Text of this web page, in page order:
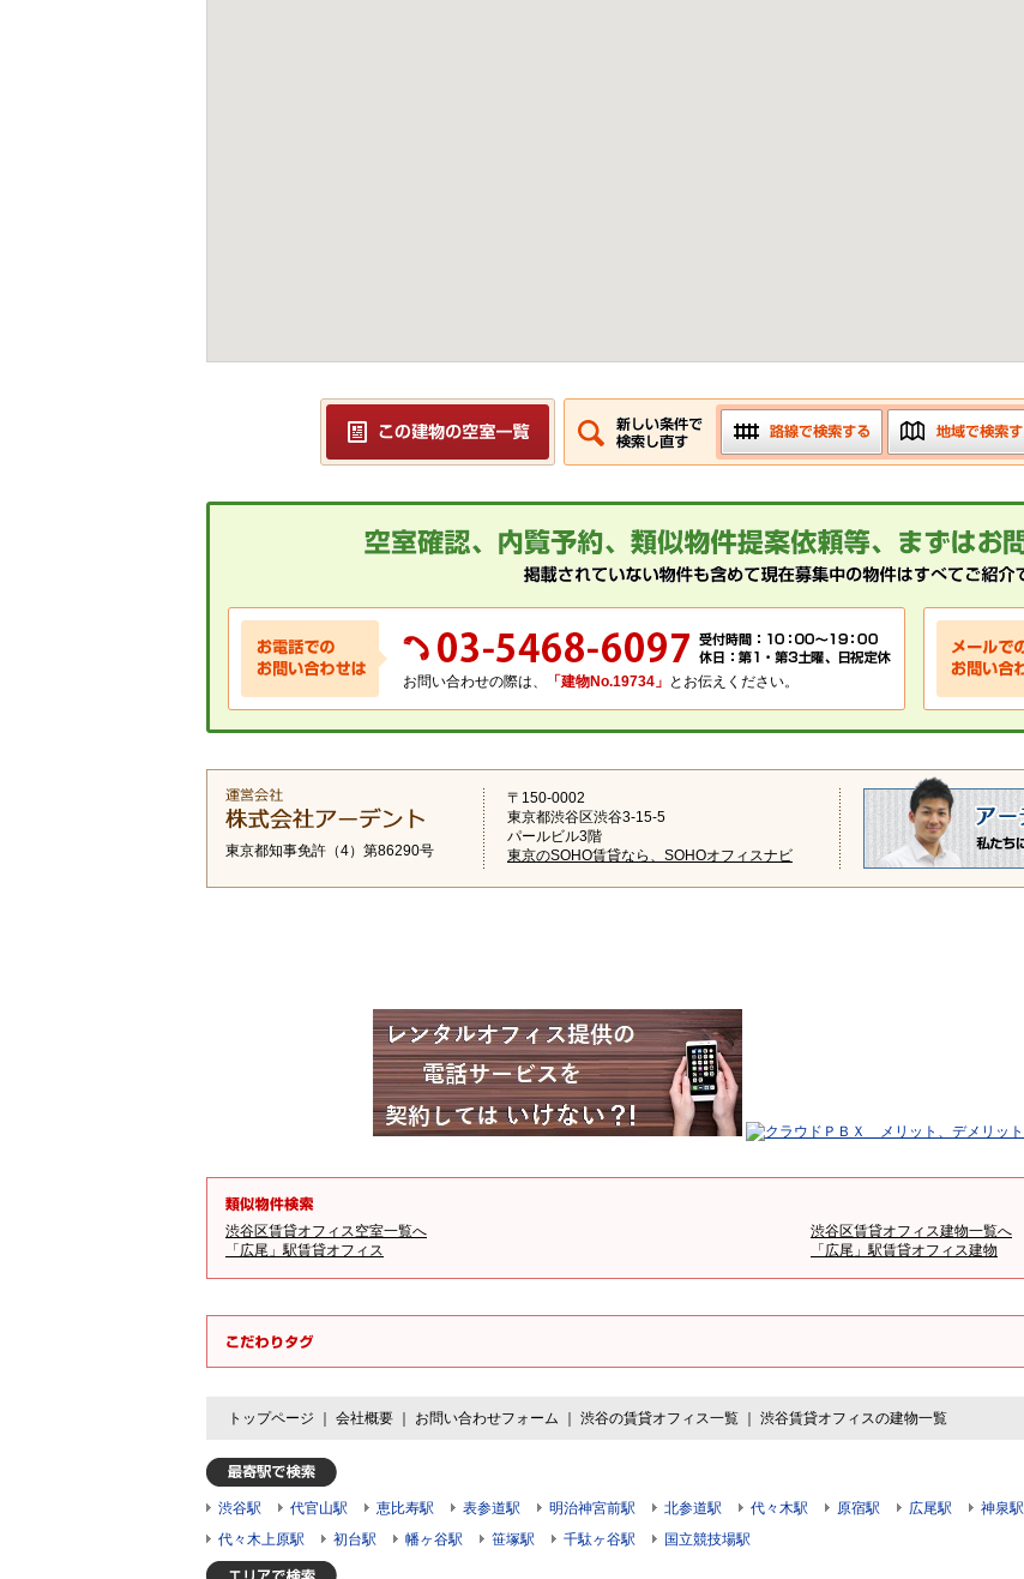
お問い合わせの際は、 「建物No.19734」 とお伝えください。
東京都知事免許（4）第86290号
〒150-0002
東京都渋谷区渋谷3-15-5
パールビル3階
東京のSOHO賃貸なら、SOHOオフィスナビ
渋谷区賃貸オフィス空室一覧へ
「広尾」駅賃貸オフィス
渋谷区賃貸オフィス建物一覧へ
「広尾」駅賃貸オフィス建物
トップページ 会社概要 お問い合わせフォーム 渋谷の賃貸オフィス一覧 渋谷賃貸オフィスの建物一覧
渋谷駅 代官山駅 恵比寿駅 表参道駅 明治神宮前駅 北参道駅 代々木駅 原宿駅 広尾駅 神泉駅
代々木上原駅
初台駅 幡ヶ谷駅 笹塚駅 千駄ヶ谷駅 国立競技場駅